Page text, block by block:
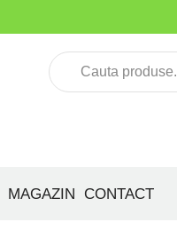
MAGAZIN CONTACT